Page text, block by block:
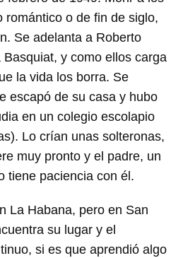
romántico o de fin de siglo,
Se adelanta a Roberto
y como ellos carga
la vida los borra. Se
escapó de su casa y hubo
en un colegio escolapio
Lo crían unas solteronas,
muy pronto y el padre, un
tiene paciencia con él.
La Habana, pero en San
su lugar y el
si es que aprendió algo